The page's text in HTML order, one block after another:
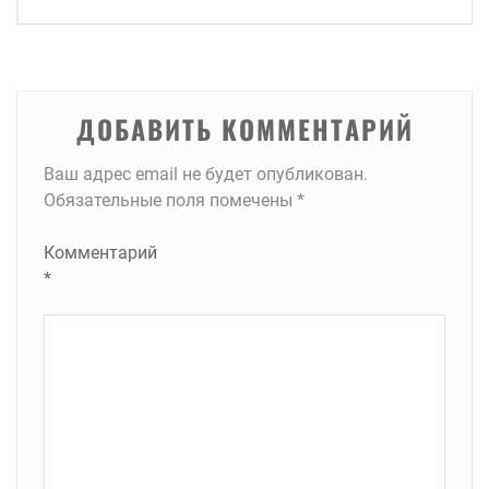
ДОБАВИТЬ КОММЕНТАРИЙ
Ваш адрес email не будет опубликован.
Обязательные поля помечены *
Комментарий
*